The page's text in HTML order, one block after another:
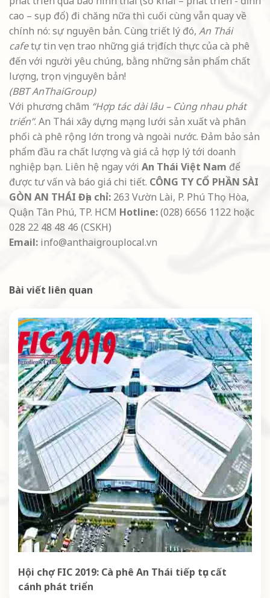
cao – sụp đổ) đi chăng nữa thì cuối cùng vẫn quay về
chính nó: sự nguyên bản. Cùng triết lý đó, An Thái
cafetự tin vẹn trao những giá trị đích thực của cà phê
đến với người yêu chúng, bằng những sản phẩm chất
lượng, trọn vị nguyên bản!
(BBT AnThaiGroup)
Với phương châm “Hợp tác dài lâu – Cùng nhau phát
triển”. An Thái xây dựng mạng lưới sản xuất và phân
phối cà phê rộng lớn trong và ngoài nước. Đảm bảo sản
phẩm đầu ra chất lượng và giá cả hợp lý tới doanh
nghiệp bạn. Liên hệ ngay với An Thái Việt Nam để
được tư vấn và báo giá chi tiết. CÔNG TY CỔ PHẦN SÀI
GÒN AN THÁI Địa chỉ: 263 Vườn Lài, P. Phú Thọ Hòa,
Quận Tân Phú, TP. HCM Hotline:(028) 6656 1122 hoặc
028 22 48 48 46 (CSKH)
Email: info@anthaigrouplocal.vn
Bài viết liên quan
Hội chợ FIC 2019: Cà phê An Thái tiếp tục cất
cánh phát triển